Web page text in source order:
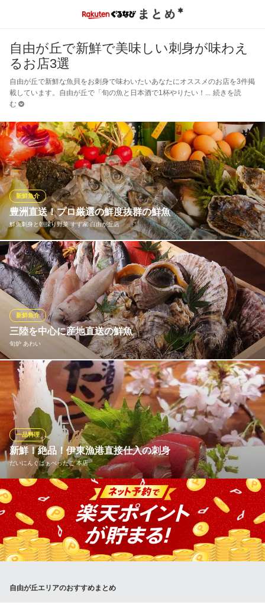
自由が丘で新鮮で美味しい刺身が味わえ
るお店3選
自由が丘で新鮮な魚貝をお刺身で味わいたいあなたにオススメのお店を3件掲
載しています。自由が丘で「旬の魚と日本酒で1杯やりたい！
続きを読
む
豊洲直送！プロ厳選の鮮度抜群の鮮魚
鮮魚刺身と朝採り野菜 すず家 自由が丘店
新鮮魚介
魚を知り尽くしたスタッフが毎日、旬の新鮮魚介を豊洲から仕入
れております！季節に合わせて日替りでご用意しておりますの
で、毎日新しいお魚料理に出会えること間違いなし！毎日届く食
材でその日のメニューをおつくりしています。美味しさには自信
があります！詳しくは店頭配布の日替りメニューをご確認くださ
い。
※こちらは夜のみのこだわりです。
鮮魚刺身と朝採り野菜 すず家 自由が丘店
新日本食酒場
東急東横線自由ヶ丘駅正面出口 徒歩3分
東京都目黒区自由が丘1-3-21 ハイブリッジビルB1
三陸を中心に産地直送の鮮魚
旬炉 あわい
新鮮魚介
気仙沼出身の料理長 内海です。 厳選したこだわりの鮮魚をお造り
でお召し上がり頂くも良し 塩焼きや自家製の一夜干しにて、炉端
で炙るも良し または魚介の炊き込みご飯で〆るのも…
旬炉 あわい
大人の和食居酒屋
東急東横線自由が丘駅南口 徒歩5分
東京都世田谷区奥沢6-31-18 ロ・カーサ自由が丘1F
新鮮！絶品！伊東漁港直接仕入の刺身
だいにんぐばぁべったこ 本店
一品料理
べったこでは毎日新鮮な魚介類をお楽しみいただけます。スタッ
フが朝から漁港へ向かい、その日獲れた魚を目利き。本当に「新
鮮、美味しい」ものだけをお客様にお届けしております。その日
獲れた魚介類を提供しておりますのでお魚も「日替わり」で変化
しますので常連のお客様はそれを楽しみにされている方も。
朝獲れ鮮魚と炭火焼き
自由が丘エリアのおすすめまとめ